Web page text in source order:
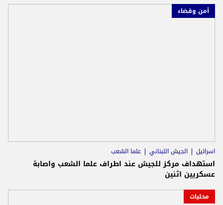
أمن وقضاء
اسرائيل الجيش اللبناني علما الشعب
استهداف مركز للجيش عند اطراف علما الشعب واصابة
عسكريين اثنين
محليات